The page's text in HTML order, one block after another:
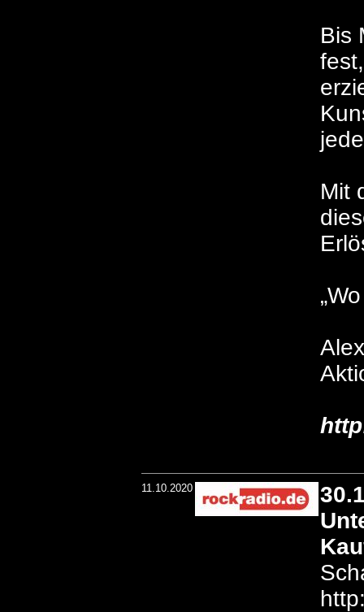
Bis
Mit
11.10.2020